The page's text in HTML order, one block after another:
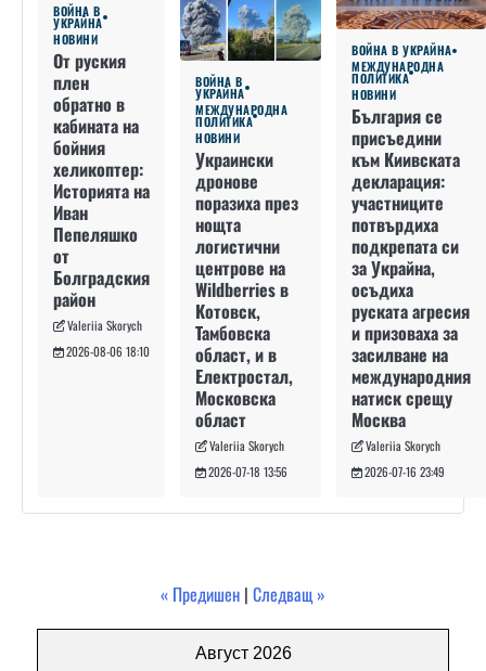
ВОЙНА В
УКРАЙНА
НОВИНИ
От руския
плен
обратно в
кабината на
бойния
хеликоптер:
Историята на
Иван
Пепеляшко
от
Болградския
район
Valeriia Skorych
2026-08-06 18:10
ВОЙНА В
УКРАЙНА
МЕЖДУНАРОДНА
ПОЛИТИКА
НОВИНИ
Украински
дронове
поразиха през
нощта
логистични
центрове на
Wildberries в
Котовск,
Тамбовска
област, и в
Електростал,
Московска
област
Valeriia Skorych
2026-07-18 13:56
ВОЙНА В УКРАЙНА
МЕЖДУНАРОДНА
ПОЛИТИКА
НОВИНИ
България се
присъедини
към Киивската
декларация:
участниците
потвърдиха
подкрепата си
за Украйна,
осъдиха
руската агресия
и призоваха за
засилване на
международния
натиск срещу
Москва
Valeriia Skorych
2026-07-16 23:49
« Предишен | Следващ »
Август 2026